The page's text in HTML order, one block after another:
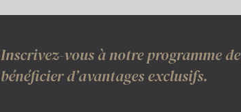
Inscrivez-vous à notre programme
bénéficier d’avantages exclusifs.